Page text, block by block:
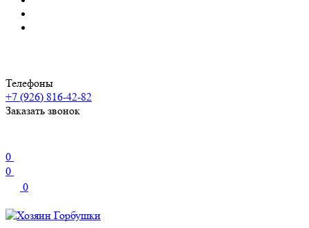
Телефоны
+7 (926) 816-42-82
Заказать звонок
0
0
0